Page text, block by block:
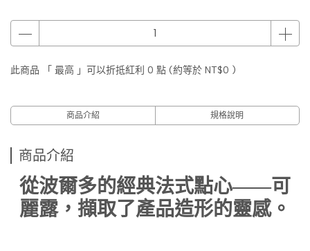
此商品 「 最高 」可以折抵紅利 0 點 (約等於 NT$0 )
商品介紹 規格說明
商品介紹
從波爾多的經典法式點心——可
麗露，擷取了產品造形的靈感。